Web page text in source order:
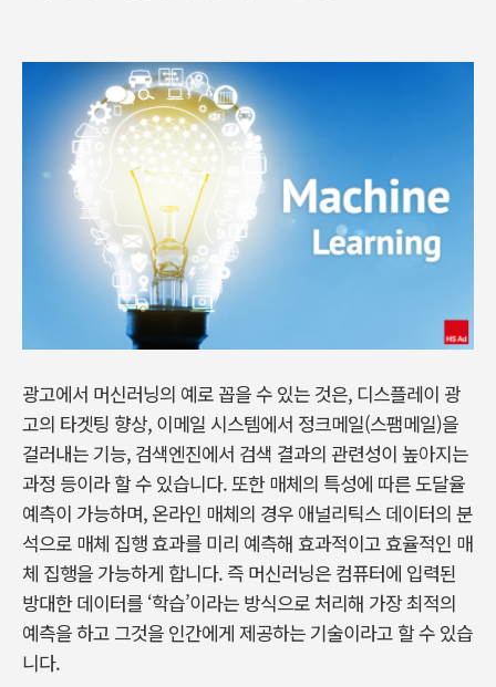
광고에서 머신러닝의 예로 꼽을 수 있는 것은, 디스플레이 광
고의 타겟팅 향상, 이메일 시스템에서 정크메일(스팸메일)을
걸러내는 기능, 검색엔진에서 검색 결과의 관련성이 높아지는
과정 등이라 할 수 있습니다. 또한 매체의 특성에 따른 도달율
예측이 가능하며, 온라인 매체의 경우 애널리틱스 데이터의 분
석으로 매체 집행 효과를 미리 예측해 효과적이고 효율적인 매
체 집행을 가능하게 합니다. 즉 머신러닝은 컴퓨터에 입력된
방대한 데이터를 ‘학습’이라는 방식으로 처리해 가장 최적의
예측을 하고 그것을 인간에게 제공하는 기술이라고 할 수 있습
니다.